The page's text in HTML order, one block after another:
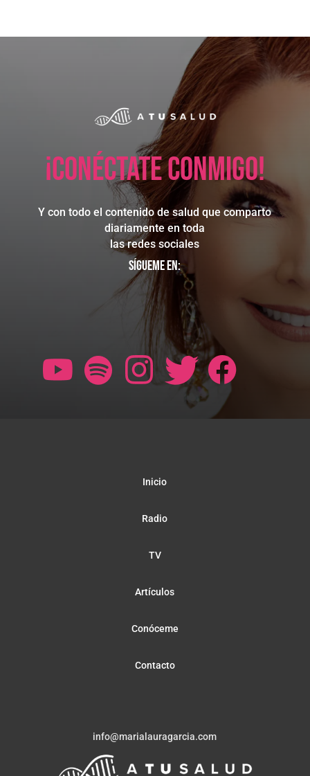
¡Conéctate conmigo!
Y con todo el contenido de salud que comparto
diariamente en toda
las redes sociales
Sígueme en:
Inicio
Radio
TV
Artículos
Conóceme
Contacto
info@marialauragarcia.com